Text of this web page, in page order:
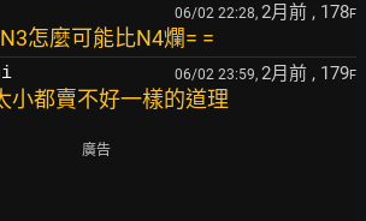
06/02 22:28, 2月前 , 178F
怎麼可能比N4爛= =
06/02 23:59, 2月前 , 179F
小都賣不好一樣的道理
廣告